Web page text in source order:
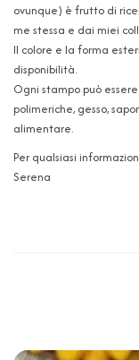
ovunque) è frutto di
me stessa e dai miei
Il colore e la forma
disponibilità.
Ogni stampo può
polimeriche, gesso,
alimentare.
Per qualsiasi
Serena